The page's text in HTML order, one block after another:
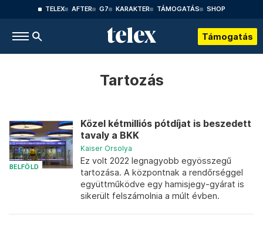
TELEX AFTER G7 KARAKTER TÁMOGATÁS SHOP
Támogatás
Tartozás
BELFÖLD
Közel kétmilliós pótdíjat is beszedett
tavaly a BKK
Kaiser Orsolya
Ez volt 2022 legnagyobb egyösszegű
tartozása. A központnak a rendőrséggel
együttműködve egy hamisjegy-gyárat is
sikerült felszámolnia a múlt évben.